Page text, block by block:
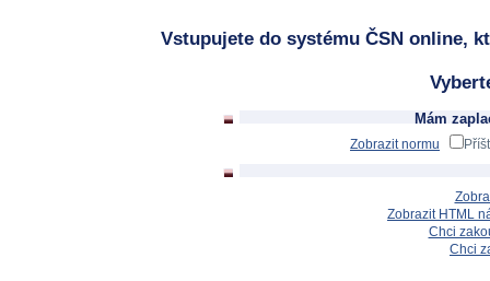
Vstupujete do systému ČSN online,
Mám
Zobrazit normu
Zobrazit HTML
Chci
Chci